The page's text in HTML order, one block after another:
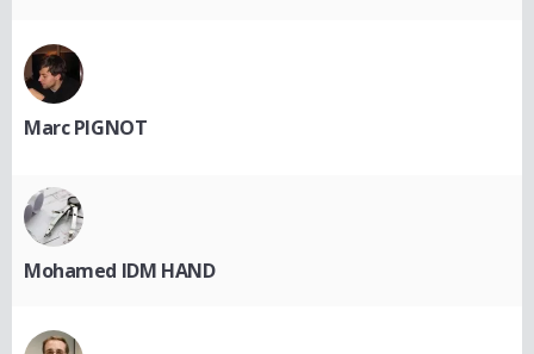
Marc PIGNOT
Mohamed IDM HAND